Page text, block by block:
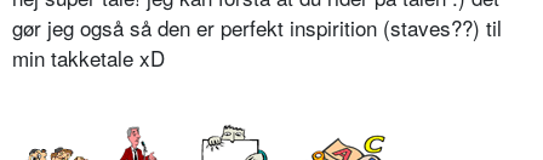
gør jeg også så den er perfekt inspirition (staves??) til
min takketale xD